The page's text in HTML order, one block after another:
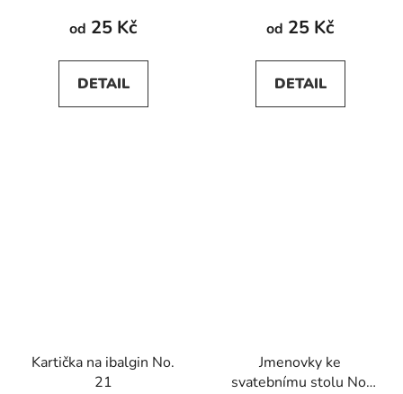
od 25 Kč
DETAIL
od 25 Kč
DETAIL
Kartička na ibalgin No.
21
Jmenovky ke
svatebnímu stolu No.